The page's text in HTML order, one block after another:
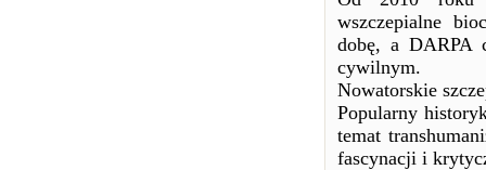
wszczepialne
dobę, a DARPA
cywilnym.
Nowatorskie
Popularny
temat
fascynacji i